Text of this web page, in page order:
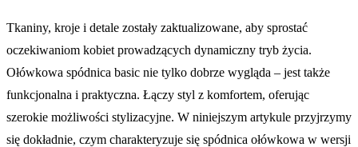
Tkaniny, kroje i detale zostały zaktualizowane, aby sprostać
oczekiwaniom kobiet prowadzących dynamiczny tryb życia.
Ołówkowa spódnica basic nie tylko dobrze wygląda – jest także
funkcjonalna i praktyczna. Łączy styl z komfortem, oferując
szerokie możliwości stylizacyjne. W niniejszym artykule przyjrzymy
się dokładnie, czym charakteryzuje się spódnica ołówkowa w wersji